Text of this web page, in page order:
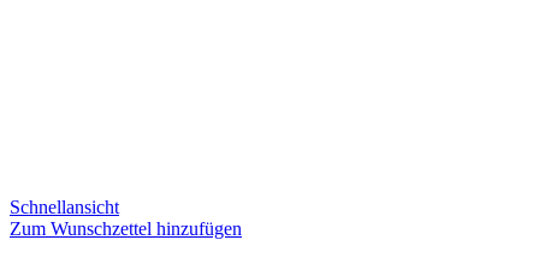
Schnellansicht
Zum Wunschzettel hinzufügen